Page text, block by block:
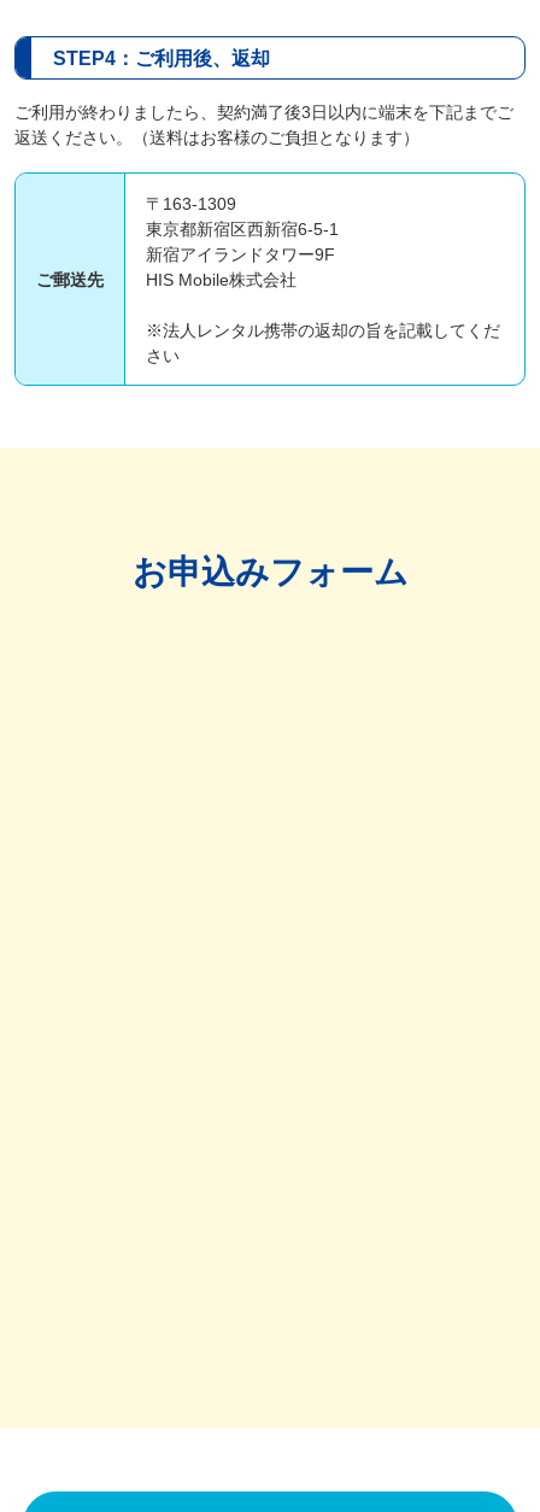
STEP4：ご利用後、返却
ご利用が終わりましたら、契約満了後3日以内に端末を下記までご
返送ください。（送料はお客様のご負担となります）
ご郵送先
〒163-1309
東京都新宿区西新宿6-5-1
新宿アイランドタワー9F
HIS Mobile株式会社
※法人レンタル携帯の返却の旨を記載してくだ
さい
お申込みフォーム